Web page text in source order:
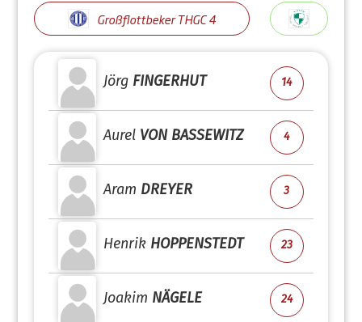
Großflottbeker THGC 4
Jörg FINGERHUT 14
Aurel VON BASSEWITZ 4
Aram DREYER 3
Henrik HOPPENSTEDT 23
Joakim NÄGELE 24